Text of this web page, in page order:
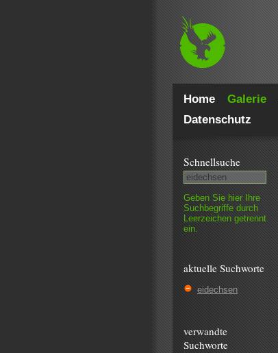
Home Galerie
Datenschutz
Schnell­suche
Geben Sie hier Ihre
Such­begriffe durch
Leer­zeichen getrennt
ein.
aktuelle Suchworte
eidechsen
verwandte
Suchworte